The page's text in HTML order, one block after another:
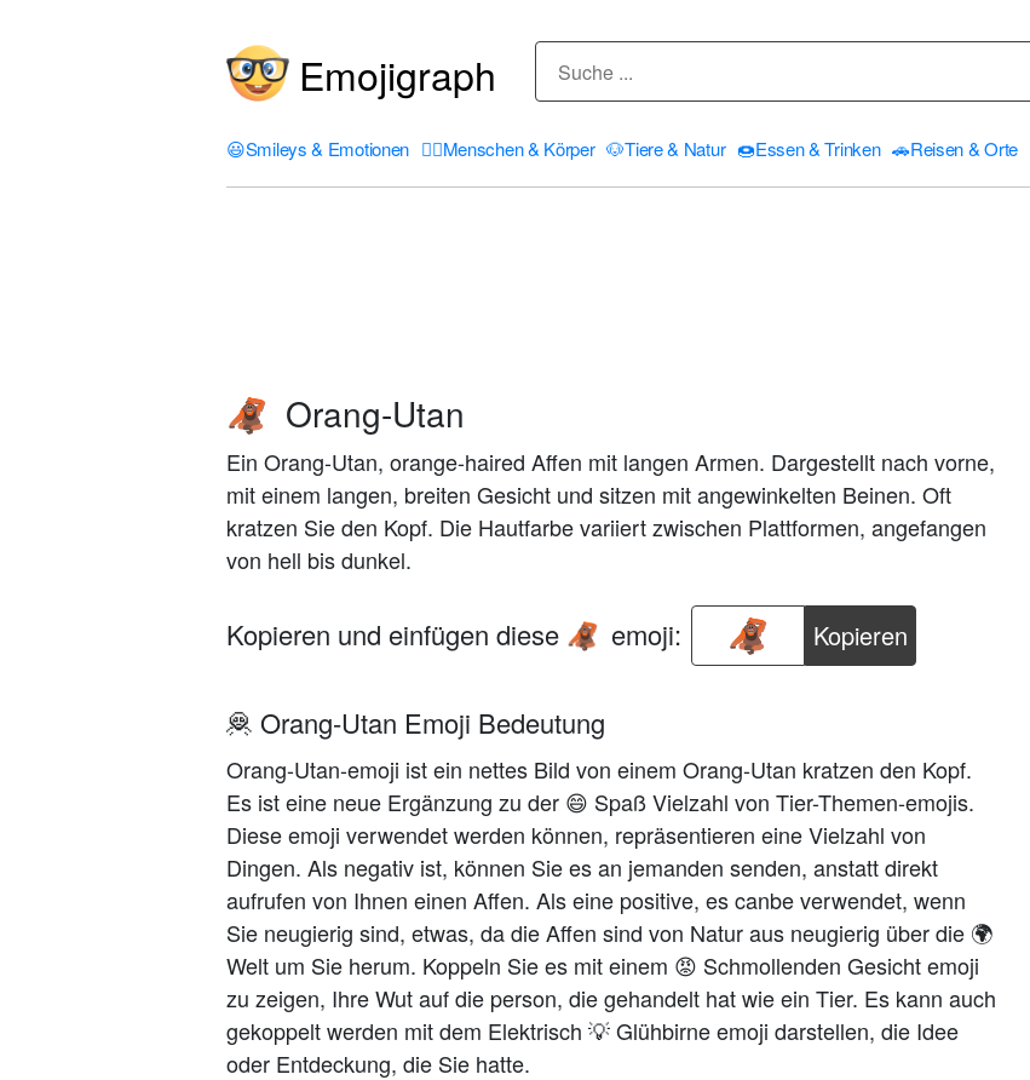
Emojigraph
😃Smileys & Emotionen 🤦‍♀️Menschen & Körper 🐶Tiere & Natur 🍩Essen & Trinken 🚗Reisen & Orte
🦧 Orang-Utan
Ein Orang-Utan, orange-haired Affen mit langen Armen. Dargestellt nach vorne,
mit einem langen, breiten Gesicht und sitzen mit angewinkelten Beinen. Oft
kratzen Sie den Kopf. Die Hautfarbe variiert zwischen Plattformen, angefangen
von hell bis dunkel.
Kopieren und einfügen diese 🦧 emoji: Kopieren
🦧 Orang-Utan Emoji Bedeutung
Orang-Utan-emoji ist ein nettes Bild von einem Orang-Utan kratzen den Kopf.
Es ist eine neue Ergänzung zu der 😄 Spaß Vielzahl von Tier-Themen-emojis.
Diese emoji verwendet werden können, repräsentieren eine Vielzahl von
Dingen. Als negativ ist, können Sie es an jemanden senden, anstatt direkt
aufrufen von Ihnen einen Affen. Als eine positive, es canbe verwendet, wenn
Sie neugierig sind, etwas, da die Affen sind von Natur aus neugierig über die 🌍
Welt um Sie herum. Koppeln Sie es mit einem 😡 Schmollenden Gesicht emoji
zu zeigen, Ihre Wut auf die person, die gehandelt hat wie ein Tier. Es kann auch
gekoppelt werden mit dem Elektrisch 💡 Glühbirne emoji darstellen, die Idee
oder Entdeckung, die Sie hatte.